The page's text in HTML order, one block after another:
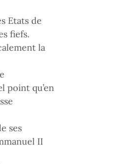
Etats de
fiefs.
la
point qu’en
ses
II